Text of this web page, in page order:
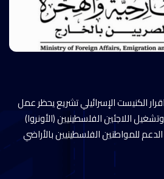
الكنيست الإسرائيلي تشريع يحظر عمل
اللاجئين الفلسطينيين (الأونروا)
للمواطنين الفلسطينيين بالأراضي